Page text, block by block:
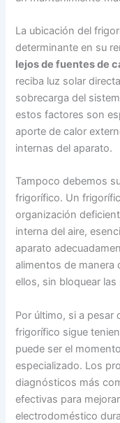
La ubicación del
determinante en su
lejos de fuentes de
reciba luz solar
sobrecarga del
estos factores son
aporte de calor
internas del aparato.
Tampoco debemos
frigorífico. Un
organización
interna del aire,
aparato
alimentos de manera
ellos, sin bloquear
Por último, si a pesar
frigorífico sigue
puede ser el
especializado. Los
diagnósticos más
efectivas para
electrodoméstico